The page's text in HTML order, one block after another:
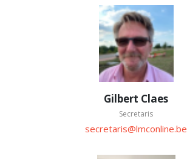
Gilbert Claes
Secretaris
secretaris@lmconline.be